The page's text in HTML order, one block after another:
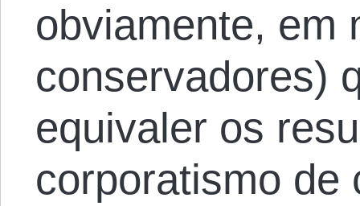
obviamente, em
conservadores)
equivaler os
corporatismo de